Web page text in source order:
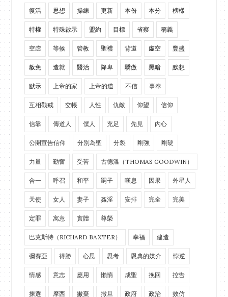
復活 思想 操練 更新 本份 本分 榜樣
特權 特殊啟示 盟約 目標 省察 稱義
空虛 等候 管教 聖禮 背道 虛空 豐盛
赦免 造就 醫治 降卑 驕傲 黑暗 默想
默示 上帝的家 上帝的道 不信 事奉
互相勸戒 交帳 人性 仇敵 仰望 信仰
信靠 傳道人 僕人 充足 先見 內心
公開宣告信仰 分別為聖 分裂 剛強 剛硬
力量 勤奮 受苦 古德溫（THOMAS GOODWIN）
合一 呼召 和平 嗣子 嘆息 因果 外星人
天使 女人 妻子 姦淫 安排 完全 完美
定罪 寓意 實體 尊榮
巴克斯特（RICHARD BAXTER） 幸福 建造
彌賽亞 得勝 心思 思考 恩典的媒介 悖逆
情感 意志 應用 懶惰 成聖 挽回 控告
揀選 摩西 撇棄 撒旦 政府 政治 效仿